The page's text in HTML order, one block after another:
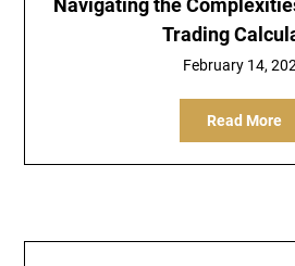
Navigating the
Trading
February 14,
Read More